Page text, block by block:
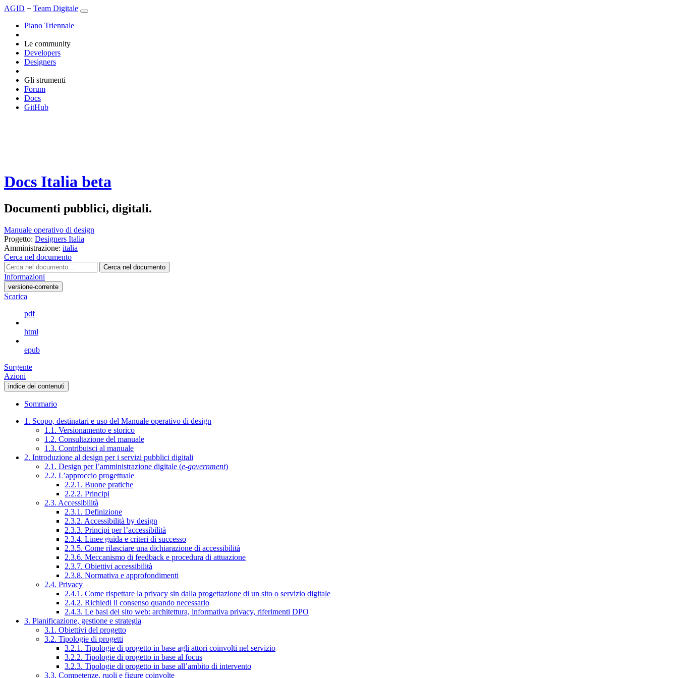
AGID + Team Digitale
Piano Triennale
Le community
Developers
Designers
Gli strumenti
Forum
Docs
GitHub
Docs Italia beta
Documenti pubblici, digitali.
Manuale operativo di design
Progetto: Designers Italia
Amministrazione: italia
Cerca nel documento
Cerca nel documento
Informazioni
versione-corrente
Scarica
pdf
html
epub
Sorgente
Azioni
indice dei contenuti
Sommario
1. Scopo, destinatari e uso del Manuale operativo di design
1.1. Versionamento e storico
1.2. Consultazione del manuale
1.3. Contribuisci al manuale
2. Introduzione al design per i servizi pubblici digitali
2.1. Design per l’amministrazione digitale (e-government)
2.2. L’approccio progettuale
2.2.1. Buone pratiche
2.2.2. Principi
2.3. Accessibilità
2.3.1. Definizione
2.3.2. Accessibilità by design
2.3.3. Principi per l’accessibilità
2.3.4. Linee guida e criteri di successo
2.3.5. Come rilasciare una dichiarazione di accessibilità
2.3.6. Meccanismo di feedback e procedura di attuazione
2.3.7. Obiettivi accessibilità
2.3.8. Normativa e approfondimenti
2.4. Privacy
2.4.1. Come rispettare la privacy sin dalla progettazione di un sito o servizio digitale
2.4.2. Richiedi il consenso quando necessario
2.4.3. Le basi del sito web: architettura, informativa privacy, riferimenti DPO
3. Pianificazione, gestione e strategia
3.1. Obiettivi del progetto
3.2. Tipologie di progetti
3.2.1. Tipologie di progetto in base agli attori coinvolti nel servizio
3.2.2. Tipologie di progetto in base al focus
3.2.3. Tipologie di progetto in base all’ambito di intervento
3.3. Competenze, ruoli e figure coinvolte